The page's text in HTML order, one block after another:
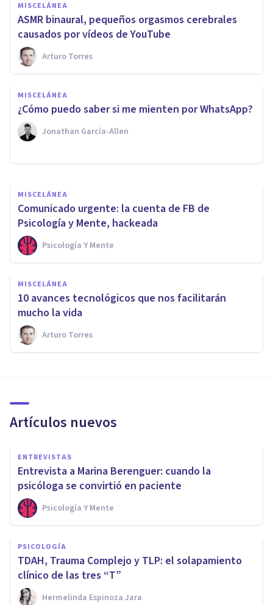
MISCELÁNEA
ASMR binaural, pequeños orgasmos cerebrales
causados por vídeos de YouTube
Arturo Torres
MISCELÁNEA
¿Cómo puedo saber si me mienten por WhatsApp?
Jonathan García-Allen
PSICOLOGÍA EDUCATIVA Y DEL DESARROLLO
​Si quieres hijos inteligentes,
menos tecnología y más
música
MISCELÁNEA
Comunicado urgente: la cuenta de FB de
Psicología y Mente, hackeada
Psicología Y Mente
MISCELÁNEA
10 avances tecnológicos que nos facilitarán
mucho la vida
Arturo Torres
Artículos nuevos
ENTREVISTAS
Entrevista a Marina Berenguer: cuando la
psicóloga se convirtió en paciente
Psicología Y Mente
PSICOLOGÍA
TDAH, Trauma Complejo y TLP: el solapamiento
clínico de las tres “T”
Hermelinda Espinoza Jara